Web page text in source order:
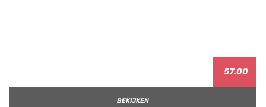
57.00
BEKIJKEN